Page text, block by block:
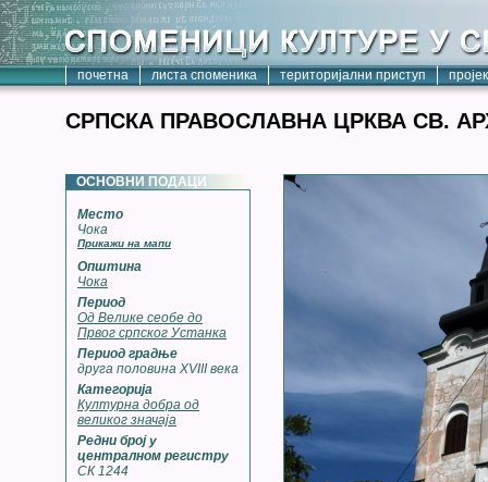
почетна листа споменика територијални приступ
СРПСКА ПРАВОСЛАВНА ЦРКВА СВ.
ОСНОВНИ ПОДАЦИ
Место
Чока
Прикажи на мапи
Општина
Чока
Период
Од Велике сеобе до
Првог српског Устанка
Период градње
друга половина XVIII века
Категорија
Културна добра од
великог значаја
Редни број у
централном регистру
СК 1244